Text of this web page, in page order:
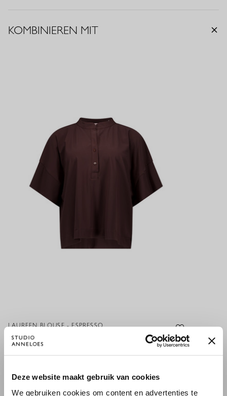
Deze website maakt gebruik van cookies
We gebruiken cookies om content en advertenties te
KOMBINIEREN MIT
LAUREEN BLOUSE - ESPRESSO
119,95 €
WILLKOMMEN BEI STUDIO